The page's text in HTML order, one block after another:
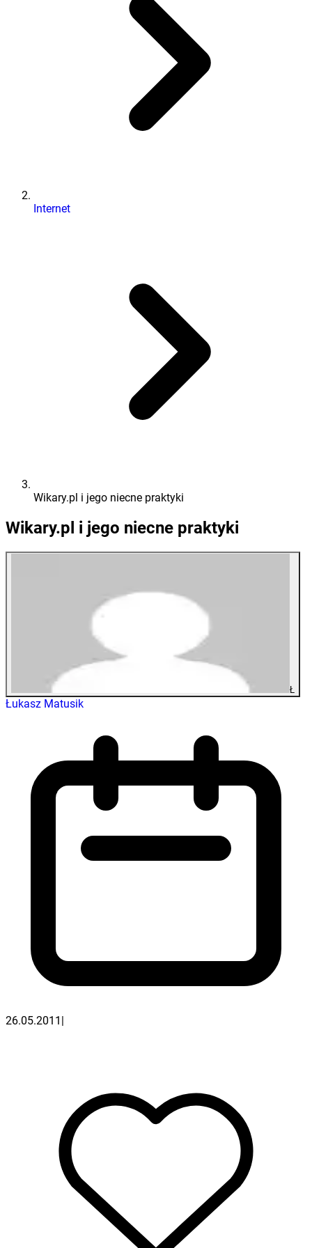
Internet
Wikary.pl i jego niecne praktyki
Wikary.pl i jego niecne praktyki
Ł
Łukasz Matusik
26.05.2011 |